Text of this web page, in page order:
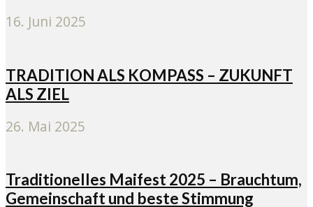
16. Juni 2025
TRADITION ALS KOMPASS – ZUKUNFT
ALS ZIEL
26. Mai 2025
Traditionelles Maifest 2025 – Brauchtum,
Gemeinschaft und beste Stimmung